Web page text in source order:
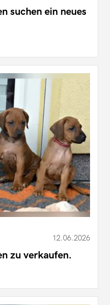
suchen ein neues
12.06.2026
zu verkaufen.